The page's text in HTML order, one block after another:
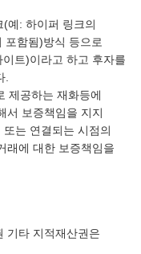
예: 하이퍼 링크의
포함됨)방식 등으로
트)이라고 하고 후자를
.
제공하는 재화등에
서 보증책임을 지지
는 연결되는 시점의
래에 대한 보증책임을
기타 지적재산권은